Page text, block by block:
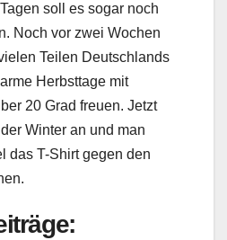
soll es sogar noch
Noch vor zwei Wochen
Teilen Deutschlands
Herbsttage mit
20 Grad freuen. Jetzt
Winter an und man
das T-Shirt gegen den